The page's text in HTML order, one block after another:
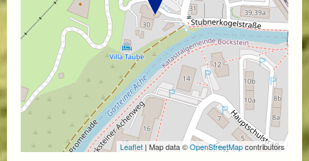
Leaflet | Map data ©OpenStreetMapcontributors